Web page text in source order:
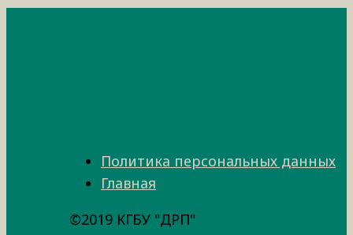
Политика персональных данных
Главная
©2019 КГБУ "ДРП"